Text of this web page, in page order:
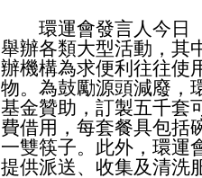
環運會發言人今日（
舉辦各類大型活動，其
辦機構為求便利往往使
物。為鼓勵源頭減廢，
基金贊助，訂製五千套
費借用，每套餐具包括
一雙筷子。此外，環運
提供派送、收集及清洗